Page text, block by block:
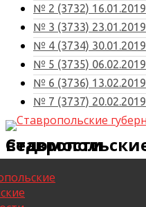
№ 2 (3732) 16.01.2019
№ 3 (3733) 23.01.2019
№ 4 (3734) 30.01.2019
№ 5 (3735) 06.02.2019
№ 6 (3736) 13.02.2019
№ 7 (3737) 20.02.2019
Ставропольские губернские ведомости